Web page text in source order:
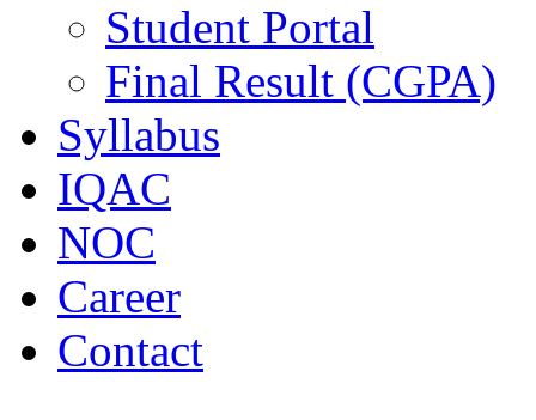
Student Portal
Final Result (CGPA)
Syllabus
IQAC
NOC
Career
Contact